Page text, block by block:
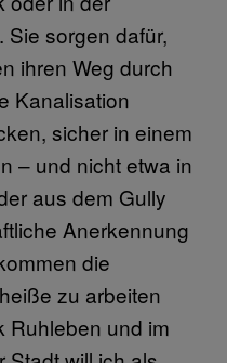
sorgen dafür,
ihren Weg durch
Kanalisation
sicher in einem
– und nicht etwa in
aus dem Gully
Anerkennung
die
zu arbeiten
Ruhleben und im